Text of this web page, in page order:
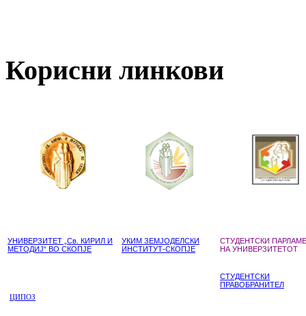
Корисни линкови
УНИВЕРЗИТЕТ „Св. КИРИЛ И
МЕТОДИЈ“ ВО СКОПЈЕ
УКИМ ЗЕМЈОДЕЛСКИ
ИНСТИТУТ-СКОПЈЕ
СТУДЕНТСКИ
НА УНИВЕРЗИТЕТОТ
СТУДЕНТСКИ
ПРАВОБРАНИТЕЛ
ЦИПОЗ